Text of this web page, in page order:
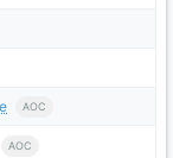
AOC
AOC